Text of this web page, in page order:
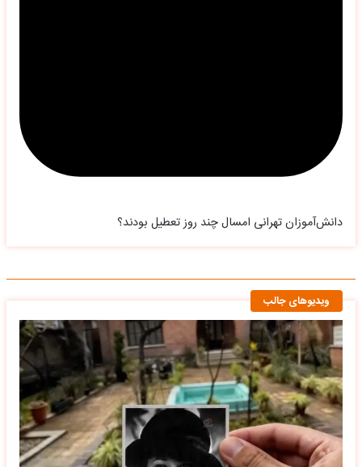
دانش‌آموزان تهرانی امسال چند روز تعطیل بودند؟
ویدیوهای جالب